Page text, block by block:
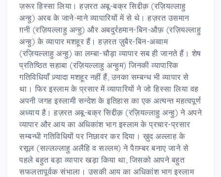
ज़रूर हिस्सा लिया। हज़रत अबू-बक्र सिद्दीक़ (रज़ियल्लाहु
अन्हु) अरब के जाने-माने व्यापारियों में से थे। हज़रत उसमान
ग़नी (रज़ियल्लाहु अन्हु) और अबदुर्रहमान-बिन-औफ़ (रज़ियल्लाहु
अन्हु) के व्यापार मशहूर हैं। हज़रत ज़ुबैर-बिन-अव्वाम
(रज़ियल्लाहु अन्हु) का लम्बा-चौड़ा व्यापार सब ही जानते हैं। शेष
प्रतिष्ठित सहाबा (रज़ियल्लाहु अन्हुम) जिनकी व्यापारिक
गतिविधियाँ ज़्यादा मशहूर नहीं हैं, उनका सम्बन्ध भी व्यापार से
था। फिर इस्लाम के प्रसार में व्यापारियों ने जो हिस्सा लिया वह
अपनी जगह इस्लामी सन्देश के इतिहास का एक अत्यन्त महत्वपूर्ण
अध्याय है। हज़रत अबू-बक्र सिद्दीक़ (रज़ियल्लाहु अन्हु) ने अपने
व्यापार और आय का अधिकांश भाग इस्लाम के प्रचार-प्रसार
सम्बन्धी गतिविधियों पर निछावर कर दिया। ख़ुद अल्लाह के
रसूल (सल्लल्लाहु अलैहि व सल्लम) ने पैग़म्बर बनाए जाने से
पहले बहुत बड़ा व्यापार खड़ा किया था, जिसको आपने बहुत
सफलतापूर्वक संभाला। उसकी आय का अधिकांश भाग इस्लाम